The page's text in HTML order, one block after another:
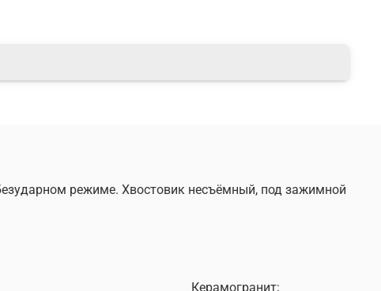
режиме. Хвостовик несъёмный, под зажимной
Керамогранит;